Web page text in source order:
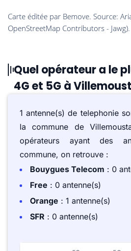
Quel opérateur a le
4G et 5G à
1 antenne(s) de telephonie
la commune de
opérateurs ayant des
commune, on retrouve :
Bouygues Telecom : 0
Free : 0 antenne(s)
Orange : 1 antenne(s)
SFR : 0 antenne(s)